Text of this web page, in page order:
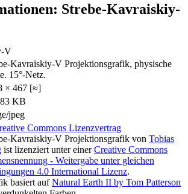
Strebe-Kavraiskiy-
Kavraiskiy-V Projektionsgrafik, physische
15°-Netz.
× 467 [≈]
KB
jpeg
Kavraiskiy-V Projektionsgrafik von Tobias
ist lizenziert unter einerCreative Commons
- Weitergabe unter gleichen
4.0 International Lizenz.
basiert aufNatural Earth II by Tom Patterson